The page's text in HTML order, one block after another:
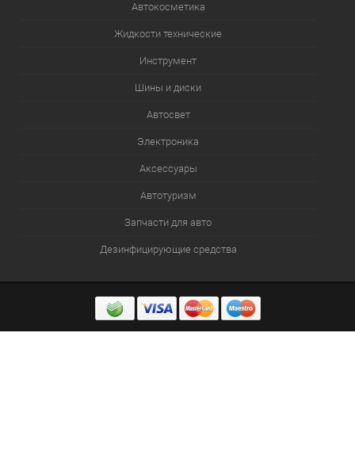
Автокосметика
Жидкости технические
Инструмент
Шины и диски
Автосвет
Электроника
Аксессуары
Автотуризм
Запчасти для авто
Дезинфицирующие средства